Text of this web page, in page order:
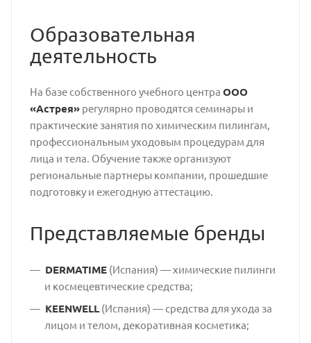
Образовательная
деятельность
На базе собственного учебного центра ООО
«Астрея»регулярно проводятся семинары и
практические занятия по химическим пилингам,
профессиональным уходовым процедурам для
лица и тела. Обучение также организуют
региональные партнеры компании, прошедшие
подготовку и ежегодную аттестацию.
Представляемые бренды
DERMATIME(Испания) — химические пилинги
и космецевтические средства;
KEENWELL(Испания) — средства для ухода за
лицом и телом, декоративная косметика;